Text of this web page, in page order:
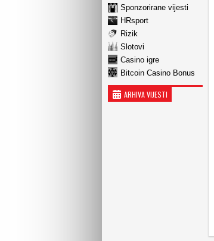
Sponzorirane vijesti
HRsport
Rizik
Slotovi
Casino igre
Bitcoin Casino Bonus
ARHIVA VIJESTI